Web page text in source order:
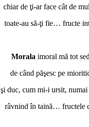
chiar de ţi-ar face cât de
toate-au să-ţi fie… fructe
Morala imoral mă tot
de când păşesc pe
şi duc, cum mi-i ursit, numai
râvnind în taină… fructele